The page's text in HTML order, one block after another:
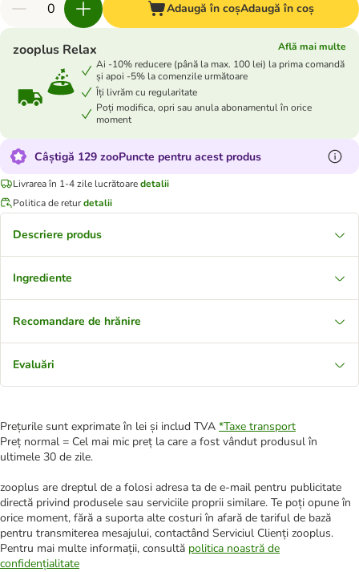
Adaugă în coșAdaugă în coș
zooplus Relax
Află mai multe
Ai -10% reducere (până la max. 100 lei) la prima comandă
și apoi -5% la comenzile următoare
Îți livrăm cu regularitate
Poți modifica, opri sau anula abonamentul în orice
moment
Câștigă 129 zooPuncte pentru acest produs
Livrarea în 1-4 zile lucrătoaredetalii
Politica de returdetalii
Descriere produs
Ingrediente
Recomandare de hrănire
Evaluări
Prețurile sunt exprimate în lei și includ TVA *Taxe transport
Preț normal = Cel mai mic preț la care a fost vândut produsul în
ultimele 30 de zile.
zooplus are dreptul de a folosi adresa ta de e-mail pentru publicitate
directă privind produsele sau serviciile proprii similare. Te poți opune în
orice moment, fără a suporta alte costuri în afară de tariful de bază
pentru transmiterea mesajului, contactând Serviciul Clienți zooplus.
Pentru mai multe informații, consultă politica noastră de
confidențialitate